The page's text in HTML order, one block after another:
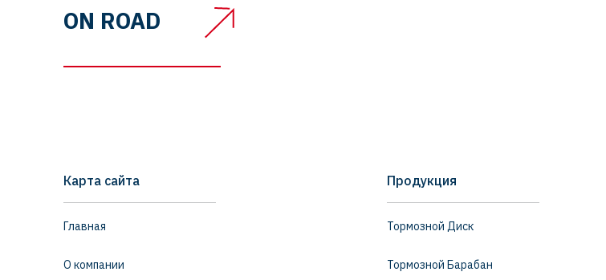
ON ROAD
Карта сайта
Главная
О компании
Продукция
Тормозной Диск
Тормозной Барабан